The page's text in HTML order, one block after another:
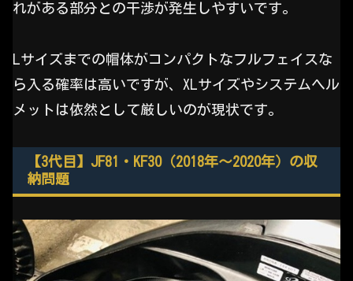
れがある部分との干渉が発生しやすいです。
Lサイズまでの帽体がコンパクトなフルフェイスな
ら入る確率は高いですが、XLサイズやシステムヘル
メットは依然として厳しいのが現状です。
【3代目】JF81・KF30（2018年〜2020年）の収
納問題